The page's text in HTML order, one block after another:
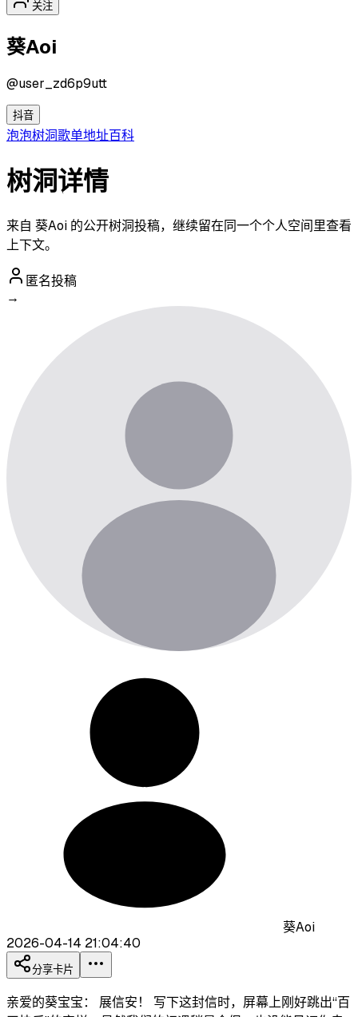
关注
葵Aoi
@user_zd6p9utt
抖音
泡泡树洞歌单地址百科
树洞详情
来自 葵Aoi 的公开树洞投稿，继续留在同一个个人空间里查看
上下文。
匿名投稿
→
葵Aoi
2026-04-14 21:04:40
分享卡片
亲爱的葵宝宝： 展信安！ 写下这封信时，屏幕上刚好跳出“百